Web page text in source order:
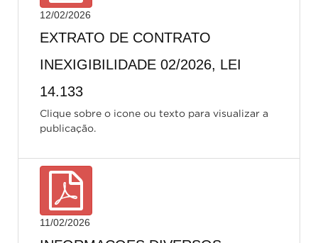
12/02/2026
EXTRATO DE CONTRATO
INEXIGIBILIDADE 02/2026, LEI
14.133
Clique sobre o icone ou texto para visualizar a
publicação.
11/02/2026